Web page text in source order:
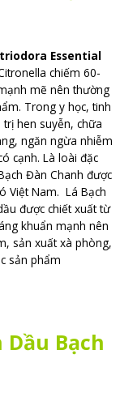
Essential
chiếm 60-
mẽ nên thường
Trong y học, tinh
hen suyễn, chữa
ngăn ngừa nhiễm
cạnh. Là loài đặc
Đàn Chanh được
Việt Nam. Lá Bạch
được chiết xuất từ
khuẩn mạnh nên
sản xuất xà phòng,
sản phẩm
Dầu Bạch